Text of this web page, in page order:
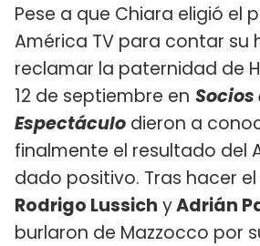
Pese a que Chiara eligió el
América TV para contar su
reclamar la paternidad de
12 de septiembre en Socios
Espectáculo dieron a
finalmente el resultado del
dado positivo. Tras hacer
Rodrigo Lussich yAdrián
burlaron de Mazzocco por